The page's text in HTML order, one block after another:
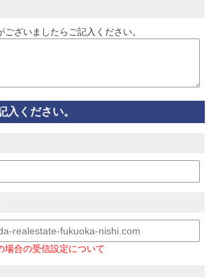
ざいましたらご記入ください。
入ください。
合の受信設定について